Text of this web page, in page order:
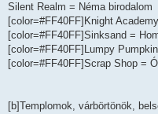
Silent Realm = Néma birodalom
[color=#FF40FF]Knight
[color=#FF40FF]Sinksand =
[color=#FF40FF]Lumpy
[color=#FF40FF]Scrap Shop =
[b]Templomok, várbörtönök,